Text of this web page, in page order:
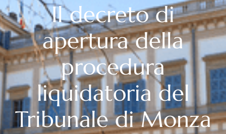
Il decreto di
apertura della
procedura
liquidatoria del
Tribunale di Monza